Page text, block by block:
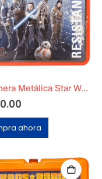
Lonchera Metálica Star Wars The Last Jedi Original
ahora